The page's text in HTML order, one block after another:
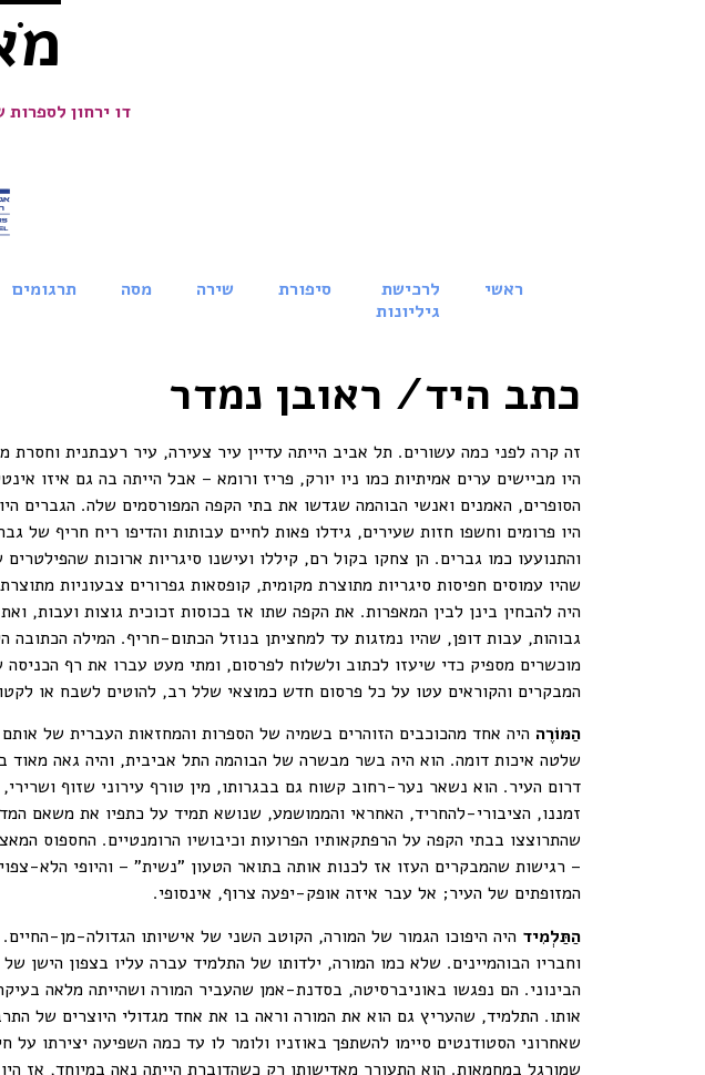
דו ירחון
ראשי
לרכישת
גיליונות
סיפורת שירה מסה תרגומים
כתב היד/ ראובן נמדר
זה קרה לפני כמה עשורים. תל אביב הייתה עדיין עיר צעירה, עיר רעבתנית וחסרת
היו מביישים ערים אמיתיות כמו ניו יורק, פריז ורומא – אבל הייתה בה גם איזו
הסופרים, האמנים ואנשי הבוהמה שגדשו את בתי הקפה המפורסמים שלה. הגברים
היו פרומים וחשפו חזות שעירים, גידלו פאות לחיים עבותות והדיפו ריח חריף של
והתנועעו כמו גברים. הן צחקו בקול רם, קיללו ועישנו סיגריות ארוכות
שהיו עמוסים חפיסות סיגריות מתוצרת מקומית, קופסאות גפרורים צבעוניות
היה להבחין בינן לבין המאפרות. את הקפה שתו אז בכוסות זכוכית גוצות ועבות,
גבוהות, עבות דופן, שהיו נמזגות עד למחציתן בנוזל הכתום-חריף. המילה
מוכשרים מספיק כדי שיעזו לכתוב ולשלוח לפרסום, ומתי מעט עברו את רף
המבקרים והקוראים עטו על כל פרסום חדש כמוצאי שלל רב, להוטים לשבח או
הַמּוֹרֶה היה אחד מהכוכבים הזוהרים בשמיה של הספרות והמחזאות העברית של
שלטה איכות דומה. הוא היה בשר מבשרה של הבוהמה התל אביבית, והיה גאה מאוד
דרום העיר. הוא נשאר נער-רחוב קשוח גם בבגרותו, מין טורף עירוני שזוף
זמננו, הציבורי-להחריד, האחראי והממושמע, שנושא תמיד על כתפיו את משאם
שהתרוצצו בבתי הקפה על הרפתקאותיו הפרועות וכיבושיו הרומנטיים. החספוס
– רגישות שהמבקרים העזו אז לכנות אותה בתואר הטעון "נשית" – והיופי הלא-
המזופתים של העיר; אל עבר איזה אופק-יפעה צרוף, אינסופי.
הַתַּלְמִיד היה היפוכו הגמור של המורה, הקוטב השני של אישיותו הגדולה-מן-
וחבריו הבוהמיינים. שלא כמו המורה, ילדותו של התלמיד עברה עליו בצפון
הבינוני. הם נפגשו באוניברסיטה, בסדנת-אמן שהעביר המורה ושהייתה מלאה
אותו. התלמיד, שהעריץ גם הוא את המורה וראה בו את אחד מגדולי היוצרים של
שאחרוני הסטודנטים סיימו להשתפך באוזניו ולומר לו עד כמה השפיעה יצירתו
שמורגל במחמאות. הוא התעורר מאדישותו רק כשהדוברת הייתה נאה במיוחד, אז